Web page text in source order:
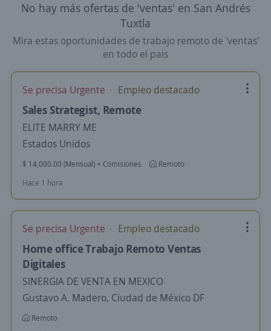
No hay más ofertas de 'ventas' en San Andrés
Tuxtla
Mira estas oportunidades de trabajo remoto de 'ventas'
en todo el país
Se precisa Urgente Empleo destacado
Sales Strategist, Remote
ELITE MARRY ME
Estados Unidos
$ 14,000.00 (Mensual) + Comisiones
Remoto
Hace 1 hora
Se precisa Urgente Empleo destacado
Home office Trabajo Remoto Ventas
Digitales
SINERGIA DE VENTA EN MEXICO
Gustavo A. Madero, Ciudad de México DF
Remoto